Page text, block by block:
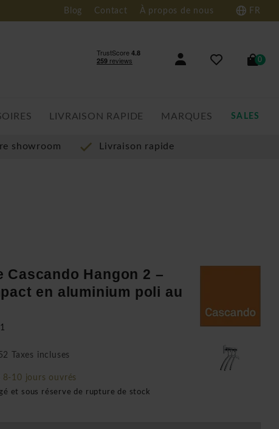
Blog Contact À propos de nous FR
0
LIVRAISON RAPIDE MARQUES SALES
showroom Livraison rapide
Cascando Hangon 2 –
en aluminium poli au
Taxes incluses
8-10 jours ouvrés
et sous réserve de rupture de stock